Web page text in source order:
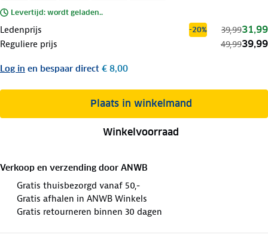
Levertijd: wordt geladen..
Ledenprijs -20% 39,9931,99
Reguliere prijs 49,9939,99
Log in en bespaar direct € 8,00
Plaats in winkelmand
Winkelvoorraad
Verkoop en verzending door ANWB
Gratis thuisbezorgd vanaf 50,-
Gratis afhalen in ANWB Winkels
Gratis retourneren binnen 30 dagen